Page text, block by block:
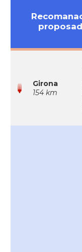
Girona
154 km